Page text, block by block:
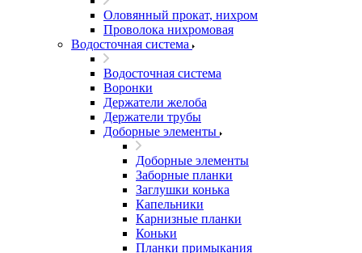
Оловянный прокат, нихром
Проволока нихромовая
Водосточная система
Водосточная система
Воронки
Держатели желоба
Держатели трубы
Доборные элементы
Доборные элементы
Заборные планки
Заглушки конька
Капельники
Карнизные планки
Коньки
Планки примыкания